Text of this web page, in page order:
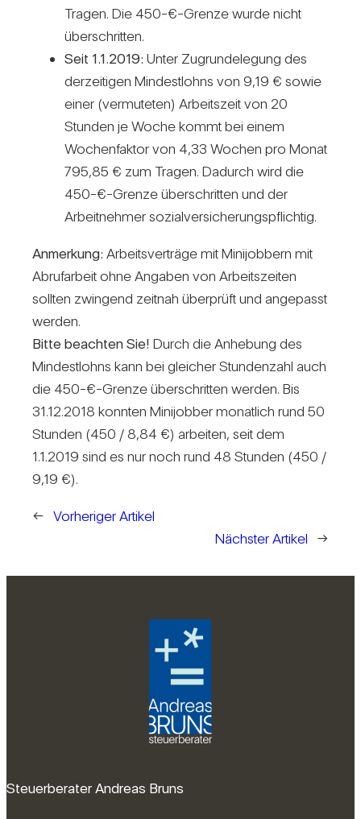
Tragen. Die 450-€-Grenze wurde nicht
über­schritten.
Seit 1.1.2019: Unter Zugrun­de­le­gung des
der­zei­tigen Min­dest­lohns von 9,19 € sowie
einer (ver­mu­teten) Arbeits­zeit von 20
Stunden je Woche kommt bei einem
Wochen­faktor von 4,33 Wochen pro Monat
795,85 € zum Tragen. Dadurch wird die
450-€-Grenze über­schritten und der
Arbeit­nehmer sozi­al­ver­si­che­rungs­pflichtig.
Anmer­kung: Arbeits­ver­träge mit Mini­job­bern mit
Abruf­ar­beit ohne Angaben von Arbeits­zeiten
sollten zwin­gend zeitnah über­prüft und ange­passt
werden.
Bitte beachten Sie! Durch die Anhe­bung des
Min­dest­lohns kann bei glei­cher Stun­den­zahl auch
die 450-€-Grenze über­schritten werden. Bis
31.12.2018 konnten Mini­jobber monat­lich rund 50
Stunden (450 /​ 8,84 €) arbeiten, seit dem
1.1.2019 sind es nur noch rund 48 Stunden (450 /​
9,19 €).
← Vorheriger Artikel
Nächster Artikel
→
Steuerberater Andreas Bruns